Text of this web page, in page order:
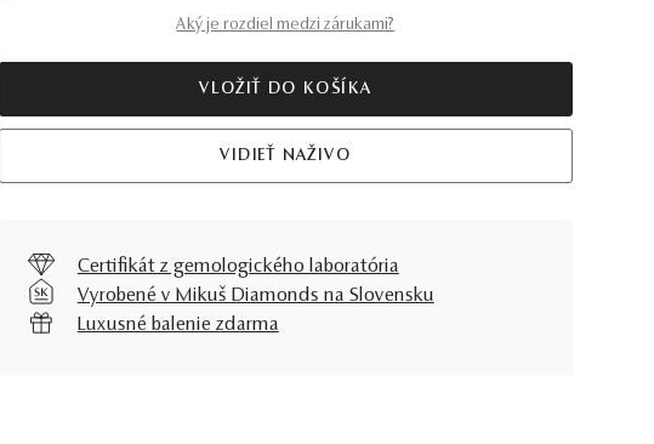
Aký je rozdiel medzi zárukami?
VLOŽIŤ DO KOŠÍKA
VIDIEŤ NAŽIVO
Certifikát z gemologického laboratória
Vyrobené v Mikuš Diamonds na Slovensku
Luxusné balenie zdarma